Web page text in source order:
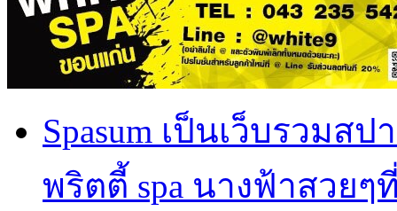
Spasum เป็นเว็บรวม
พริตตี้ spa นางฟ้าสวย